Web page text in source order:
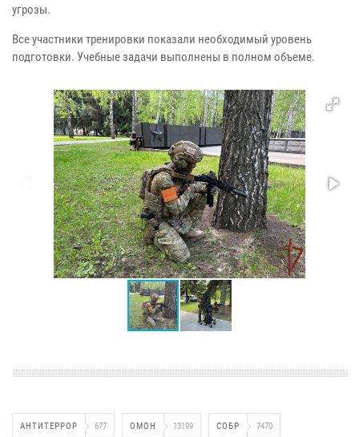
угрозы.
Все участники тренировки показали необходимый уровень
подготовки. Учебные задачи выполнены в полном объеме.
АНТИТЕРРОР 677 ОМОН 13199 СОБР 7470